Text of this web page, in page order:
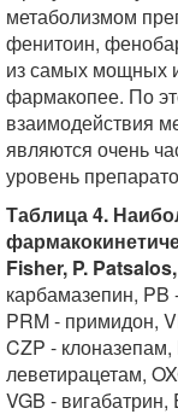
метаболизмом
фенитоин,
из самых мощных
фармакопее. По
взаимодействия
являются очень
уровень
Таблица 4.
Fisher, P.
карбамазепин,
PRM - примидон,
CZP -
леветирацетам,
VGB -